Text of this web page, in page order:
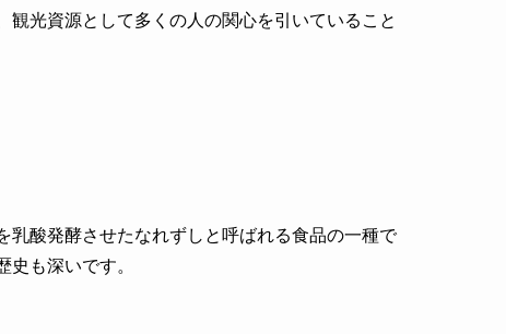
光資源として多くの人の関心を引いていること
酸発酵させたなれずしと呼ばれる食品の一種で
も深いです。